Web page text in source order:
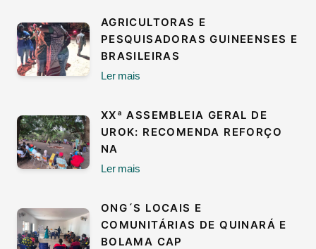
AGRICULTORAS E
PESQUISADORAS GUINEENSES E
BRASILEIRAS
Ler mais
XXª ASSEMBLEIA GERAL DE
UROK: RECOMENDA REFORÇO
NA
Ler mais
ONG´S LOCAIS E
COMUNITÁRIAS DE QUINARÁ E
BOLAMA CAP